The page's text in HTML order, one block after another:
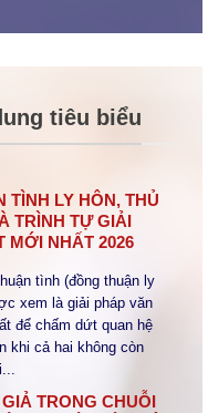
tiêu biểu
TÌNH LY HÔN, THỦ
TRÌNH TỰ GIẢI
MỚI NHẤT 2026
tình (đồng thuận ly
xem là giải pháp văn
để chấm dứt quan hệ
khi cả hai không còn
TRONG CHUỖI